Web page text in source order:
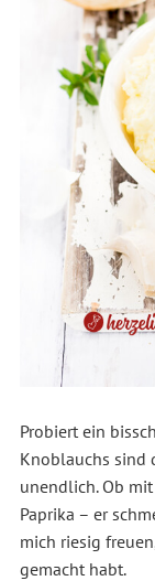
Probiert ein
Knoblauchs sind
unendlich. Ob
Paprika – er
mich riesig
gemacht habt.